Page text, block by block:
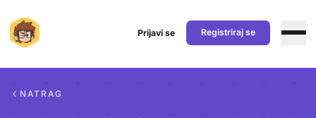
Prijavi se Registriraj se
NATRAG